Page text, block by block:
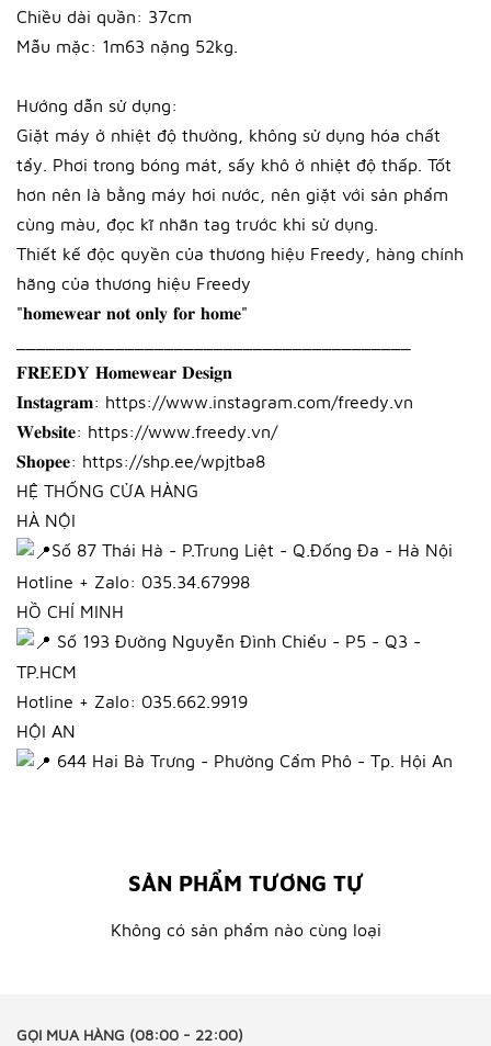
Chiều dài quần: 37cm
Mẫu mặc: 1m63 nặng 52kg.
Hướng dẫn sử dụng:
Giặt máy ở nhiệt độ thường, không sử dụng hóa chất
tẩy. Phơi trong bóng mát, sấy khô ở nhiệt độ thấp. Tốt
hơn nên là bằng máy hơi nước, nên giặt với sản phẩm
cùng màu, đọc kĩ nhãn tag trước khi sử dụng.
Thiết kế độc quyền của thương hiệu Freedy, hàng chính
hãng của thương hiệu Freedy
"𝐡𝐨𝐦𝐞𝐰𝐞𝐚𝐫 𝐧𝐨𝐭 𝐨𝐧𝐥𝐲 𝐟𝐨𝐫 𝐡𝐨𝐦𝐞"
𝐅𝐑𝐄𝐄𝐃𝐘 𝐇𝐨𝐦𝐞𝐰𝐞𝐚𝐫 𝐃𝐞𝐬𝐢𝐠𝐧
𝐈𝐧𝐬𝐭𝐚𝐠𝐫𝐚𝐦: https://www.instagram.com/freedy.vn
𝐖𝐞𝐛𝐬𝐢𝐭𝐞: https://www.freedy.vn/
𝐒𝐡𝐨𝐩𝐞𝐞: https://shp.ee/wpjtba8
HỆ THỐNG CỬA HÀNG
HÀ NỘI
Số 87 Thái Hà - P.Trung Liệt - Q.Đống Đa - Hà Nội
Hotline + Zalo: 035.34.67998
HỒ CHÍ MINH
Số 193 Đường Nguyễn Đình Chiểu - P5 - Q3 -
TP.HCM
Hotline + Zalo: 035.662.9919
HỘI AN
644 Hai Bà Trưng - Phường Cẩm Phô - Tp. Hội An
SẢN PHẨM TƯƠNG TỰ
Không có sản phẩm nào cùng loại
GỌI MUA HÀNG (08:00 - 22:00)